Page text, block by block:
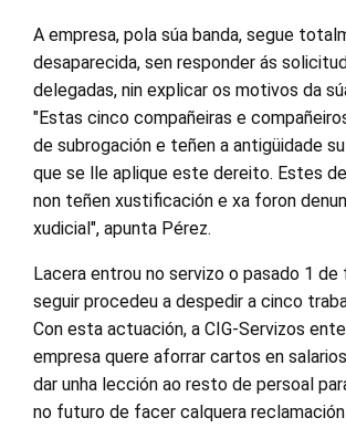
A empresa, pola súa banda, segue
desaparecida, sen responder ás
delegadas, nin explicar os motivos da
"Estas cinco compañeiras e
de subrogación e teñen a antigüidade
que se lle aplique este dereito. Estes
non teñen xustificación e xa foron
xudicial", apunta Pérez.
Lacera entrou no servizo o pasado 1 de
seguir procedeu a despedir a cinco
Con esta actuación, a CIG-Servizos
empresa quere aforrar cartos en
dar unha lección ao resto de persoal
no futuro de facer calquera